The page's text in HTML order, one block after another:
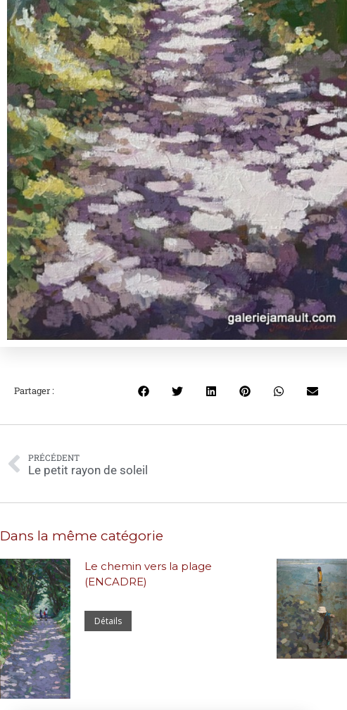
Partager :
PRÉCÉDENT
Le petit rayon de soleil
Dans la même catégorie
Le chemin vers la plage
(ENCADRE)
Détails